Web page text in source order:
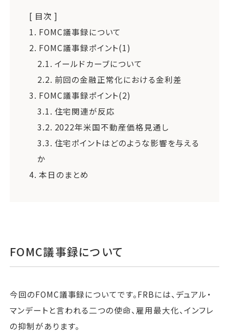
[ 目次 ]
1. FOMC議事録について
2. FOMC議事録ポイント(1)
2.1. イールドカーブについて
2.2. 前回の金融正常化における金利差
3. FOMC議事録ポイント(2)
3.1. 住宅関連が反応
3.2. 2022年米国不動産価格見通し
3.3. 住宅ポイントはどのような影響を与える
か
4. 本日のまとめ
FOMC議事録について
今回のFOMC議事録についてです。FRBには、デュアル・
マンデートと言われる二つの使命、雇用最大化、インフレ
の抑制があります。